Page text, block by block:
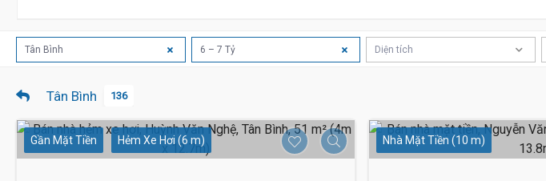
Tân Bình 6 – 7 Tỷ Diện tích
Tân Bình 136
Gần Mặt Tiền Hẻm Xe Hơi (6 m) Nhà Mặt Tiền (10 m)